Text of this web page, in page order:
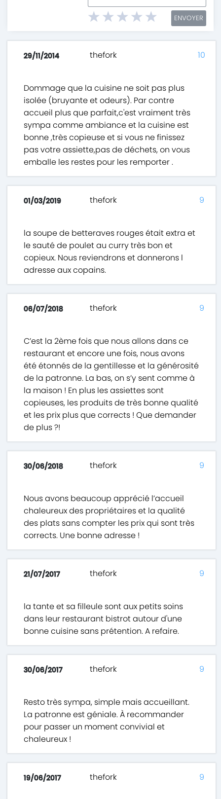
ENVOYER
29/11/2014 thefork
Dommage que la cuisine ne soit pas plus
isolée (bruyante et odeurs). Par contre
accueil plus que parfait,c'est vraiment très
sympa comme ambiance et la cuisine est
bonne ,très copieuse et si vous ne finissez
pas votre assiette,pas de déchets, on vous
emballe les restes pour les remporter .
10
01/03/2019 thefork
la soupe de betteraves rouges était extra et
le sauté de poulet au curry très bon et
copieux. Nous reviendrons et donnerons l
adresse aux copains.
9
06/07/2018 thefork
C’est la 2ème fois que nous allons dans ce
restaurant et encore une fois, nous avons
été étonnés de la gentillesse et la générosité
de la patronne. La bas, on s’y sent comme à
la maison ! En plus les assiettes sont
copieuses, les produits de très bonne qualité
et les prix plus que corrects ! Que demander
de plus ?!
9
30/06/2018 thefork
Nous avons beaucoup apprécié l’accueil
chaleureux des propriétaires et la qualité
des plats sans compter les prix qui sont très
corrects. Une bonne adresse !
9
21/07/2017 thefork
la tante et sa filleule sont aux petits soins
dans leur restaurant bistrot autour d'une
bonne cuisine sans prétention. A refaire.
9
30/06/2017 thefork
Resto très sympa, simple mais accueillant.
La patronne est géniale. À recommander
pour passer un moment convivial et
chaleureux !
9
19/06/2017 thefork 9